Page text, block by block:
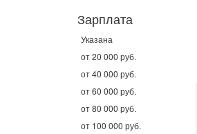
Зарплата
Указана
от 20 000 руб.
от 40 000 руб.
от 60 000 руб.
от 80 000 руб.
от 100 000 руб.